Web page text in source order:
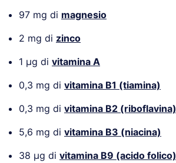
97 mg di magnesio
2 mg di zinco
1 µg di vitamina A
0,3 mg di vitamina B1 (tiamina)
0,3 mg di vitamina B2 (riboflavina)
5,6 mg di vitamina B3 (niacina)
38 µg di vitamina B9 (acido folico)